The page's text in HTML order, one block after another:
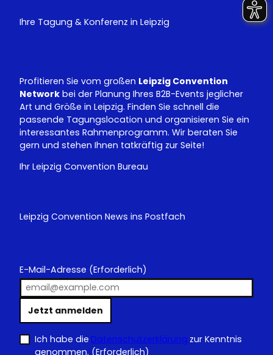
u
b
d
Ihre Tagung & Konferenz in Leipzig
Profitieren Sie vom großen Leipzig Convention
Network bei der Planung Ihres B2B-Events jeglicher
Art und Größe in Leipzig. Finden Sie schnell die
passende Tagungslocation und organisieren Sie ein
interessantes Rahmenprogramm. Wir beraten Sie
gern und stehen Ihnen tatkräftig zur Seite!
Ihr Leipzig Convention Bureau
Leipzig Convention News ins Postfach
E-Mail-Adresse (Erforderlich)
Jetzt anmelden
Ich habe die Datenschutzerklärung zur Kenntnis
genommen. (Erforderlich)